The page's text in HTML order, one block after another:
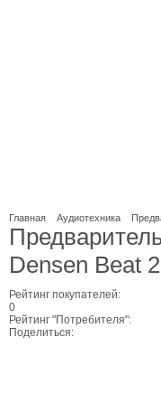
Главная Аудиотехника
Densen Beat
Рейтинг покупателей:
0
Рейтинг "Потребителя":
Поделиться: